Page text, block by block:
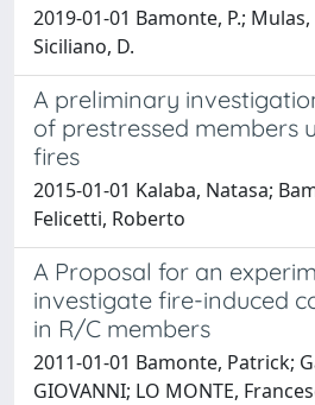
2019-01-01 Bamonte, P.; Mulas,
Siciliano, D.
A preliminary
of prestressed members
fires
2015-01-01 Kalaba, Natasa;
Felicetti, Roberto
A Proposal for an
investigate fire-induced
in R/C members
2011-01-01 Bamonte, Patrick;
GIOVANNI; LO MONTE,